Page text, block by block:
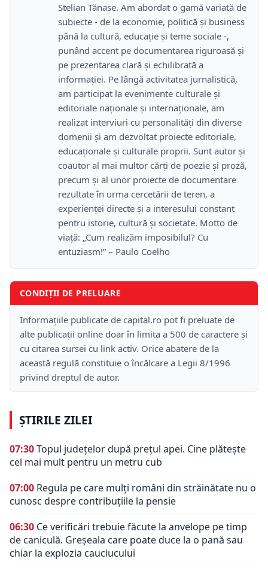
Stelian Tănase. Am abordat o gamă variată de
subiecte - de la economie, politică și business
până la cultură, educație și teme sociale -,
punând accent pe documentarea riguroasă și
pe prezentarea clară și echilibrată a
informației. Pe lângă activitatea jurnalistică,
am participat la evenimente culturale și
editoriale naționale și internaționale, am
realizat interviuri cu personalități din diverse
domenii și am dezvoltat proiecte editoriale,
educaționale și culturale proprii. Sunt autor și
coautor al mai multor cărți de poezie și proză,
precum și al unor proiecte de documentare
rezultate în urma cercetării de teren, a
experienței directe și a interesului constant
pentru istorie, cultură și societate. Motto de
viață: „Cum realizăm imposibilul? Cu
entuziasm!” – Paulo Coelho
CONDIȚII DE PRELUARE
Informațiile publicate de capital.ro pot fi preluate de
alte publicații online doar în limita a 500 de caractere și
cu citarea sursei cu link activ. Orice abatere de la
această regulă constituie o încălcare a Legii 8/1996
privind dreptul de autor.
ȘTIRILE ZILEI
07:30Topul județelor după prețul apei. Cine plătește
cel mai mult pentru un metru cub
07:00 Regula pe care mulți români din străinătate nu o
cunosc despre contribuțiile la pensie
06:30 Ce verificări trebuie făcute la anvelope pe timp
de caniculă. Greșeala care poate duce la o pană sau
chiar la explozia cauciucului